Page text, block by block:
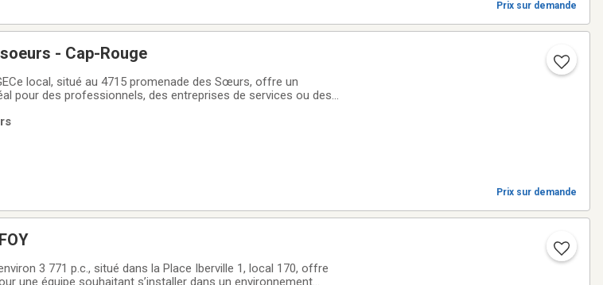
Prix sur demande
- Cap-Rouge
local, situé au 4715 promenade des Sœurs, offre un
pour des professionnels, des entreprises de services ou des
Prix sur demande
3 771 p.c., situé dans la Place Iberville 1, local 170, offre
une équipe souhaitant s’installer dans un environnement